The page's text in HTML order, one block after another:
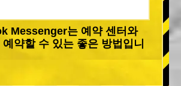
Messenger는 예약 센터와
약할 수 있는 좋은 방법입니